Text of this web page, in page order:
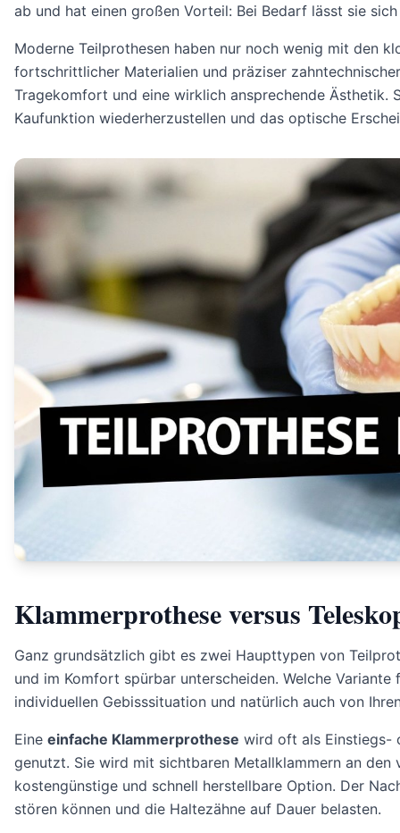
ab und hat einen großen Vorteil: Bei Bedarf lässt sie
Moderne Teilprothesen haben nur noch wenig mit den
fortschrittlicher Materialien und präziser
Tragekomfort und eine wirklich ansprechende Ästhetik.
Kaufunktion wiederherzustellen und das optische
Klammerprothese versus
Ganz grundsätzlich gibt es zwei Haupttypen von
und im Komfort spürbar unterscheiden. Welche
individuellen Gebisssituation und natürlich auch von
Eine einfache Klammerprothese wird oft als Einstiegs-
genutzt. Sie wird mit sichtbaren Metallklammern an den
kostengünstige und schnell herstellbare Option. Der
stören können und die Haltezähne auf Dauer belasten.